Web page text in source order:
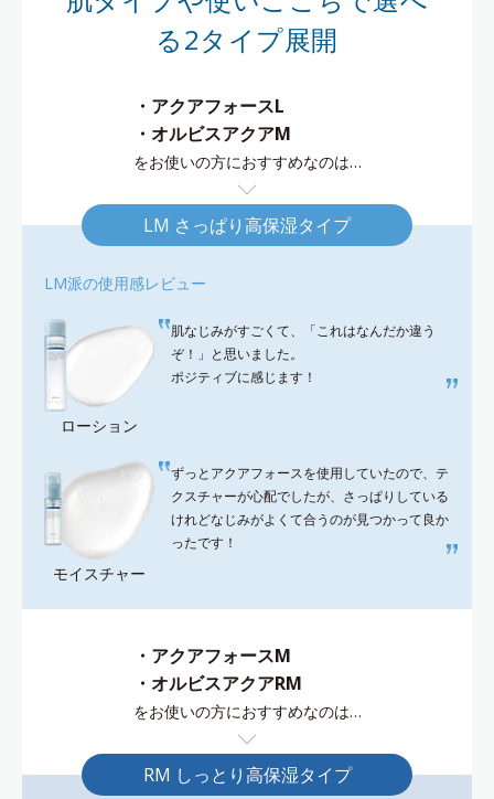
る2タイプ展開
・アクアフォースL
・オルビスアクアM
をお使いの方におすすめなのは…
LM さっぱり高保湿タイプ
LM派の使用感レビュー
ローション
肌なじみがすごくて、「これはなんだか違う
ぞ！」と思いました。
ポジティブに感じます！
モイスチャー
ずっとアクアフォースを使用していたので、テ
クスチャーが心配でしたが、さっぱりしている
けれどなじみがよくて合うのが見つかって良か
ったです！
・アクアフォースM
・オルビスアクアRM
をお使いの方におすすめなのは…
RM しっとり高保湿タイプ